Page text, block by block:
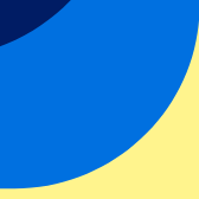
World Cup
2024.